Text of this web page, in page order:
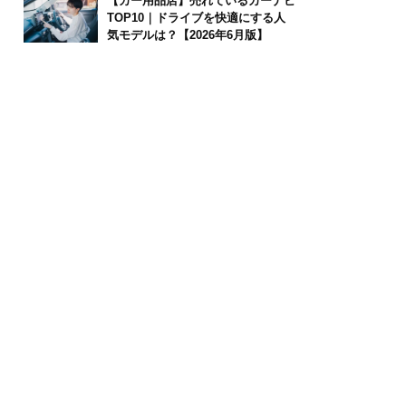
TOP10｜ドライブを快適にする人
気モデルは？【2026年6月版】